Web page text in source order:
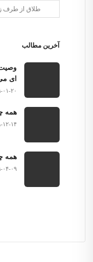
آخرین مطالب
ای
۱۳۹۹-
همه
۱۳۹۸-
همه
۱۳۹۹-